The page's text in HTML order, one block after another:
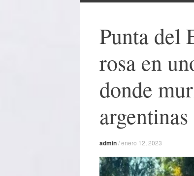
Punta del
rosa en
donde
argentinas
admin/enero 12, 2023